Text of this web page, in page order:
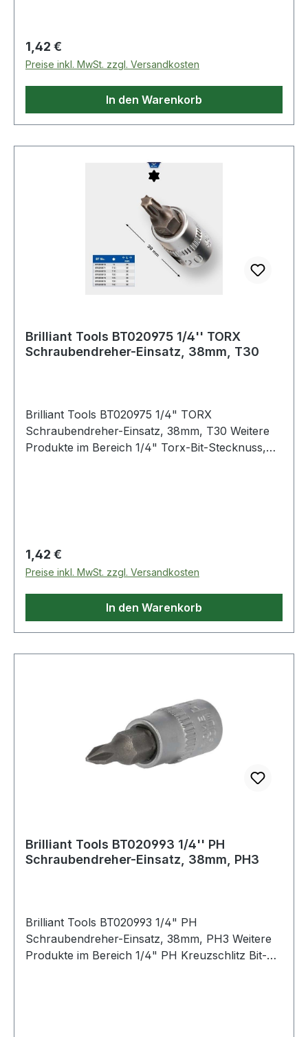
Regulärer Preis:
1,42 €
Preise inkl. MwSt. zzgl. Versandkosten
In den Warenkorb
Brilliant Tools BT020975 1/4'' TORX
Schraubendreher-Einsatz, 38mm, T30
Brilliant Tools BT020975 1/4" TORX
Schraubendreher-Einsatz, 38mm, T30 Weitere
Produkte im Bereich 1/4" Torx-Bit-Stecknuss,
Regulärer Preis:
1,42 €
Preise inkl. MwSt. zzgl. Versandkosten
In den Warenkorb
Brilliant Tools BT020993 1/4'' PH
Schraubendreher-Einsatz, 38mm, PH3
Brilliant Tools BT020993 1/4" PH
Schraubendreher-Einsatz, 38mm, PH3 Weitere
Produkte im Bereich 1/4" PH Kreuzschlitz Bit-